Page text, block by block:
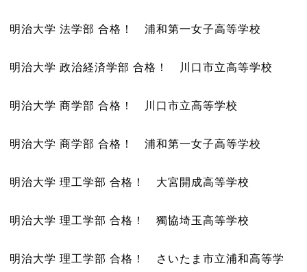
明治大学 法学部 合格！ 浦和第一女子高等学校
明治大学 政治経済学部 合格！ 川口市立高等学校
明治大学 商学部 合格！ 川口市立高等学校
明治大学 商学部 合格！ 浦和第一女子高等学校
明治大学 理工学部 合格！ 大宮開成高等学校
明治大学 理工学部 合格！ 獨協埼玉高等学校
明治大学 理工学部 合格！ さいたま市立浦和高等学